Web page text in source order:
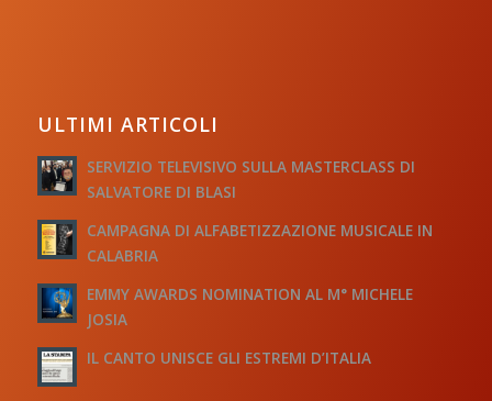
ULTIMI ARTICOLI
SERVIZIO TELEVISIVO SULLA MASTERCLASS DI
SALVATORE DI BLASI
CAMPAGNA DI ALFABETIZZAZIONE MUSICALE IN
CALABRIA
EMMY AWARDS NOMINATION AL M° MICHELE
JOSIA
IL CANTO UNISCE GLI ESTREMI D’ITALIA